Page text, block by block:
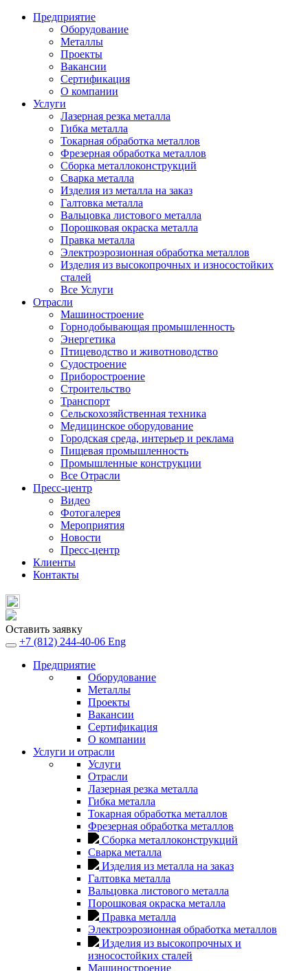
Предприятие
Оборудование
Металлы
Проекты
Вакансии
Сертификация
О компании
Услуги
Лазерная резка металла
Гибка металла
Токарная обработка металлов
Фрезерная обработка металлов
Сборка металлоконструкций
Сварка металла
Изделия из металла на заказ
Галтовка металла
Вальцовка листового металла
Порошковая окраска металла
Правка металла
Электроэрозионная обработка металлов
Изделия из высокопрочных и износостойких
сталей
Все Услуги
Отрасли
Машиностроение
Горнодобывающая промышленность
Энергетика
Птицеводство и животноводство
Судостроение
Приборостроение
Строительство
Транспорт
Сельскохозяйственная техника
Медицинское оборудование
Городская среда, интерьер и реклама
Пищевая промышленность
Промышленные конструкции
Все Отрасли
Пресс-центр
Видео
Фотогалерея
Мероприятия
Новости
Пресс-центр
Клиенты
Контакты
Оставить заявку
+7 (812) 244-40-06 Eng
Предприятие
Оборудование
Металлы
Проекты
Вакансии
Сертификация
О компании
Услуги и отрасли
Услуги
Отрасли
Лазерная резка металла
Гибка металла
Токарная обработка металлов
Фрезерная обработка металлов
Сборка металлоконструкций
Сварка металла
Изделия из металла на заказ
Галтовка металла
Вальцовка листового металла
Порошковая окраска металла
Правка металла
Электроэрозионная обработка металлов
Изделия из высокопрочных и
износостойких сталей
Машиностроение